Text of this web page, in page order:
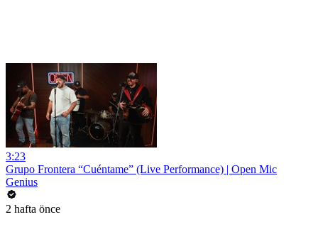
3:23
Grupo Frontera “Cuéntame” (Live Performance) | Open Mic
Genius
2 hafta önce